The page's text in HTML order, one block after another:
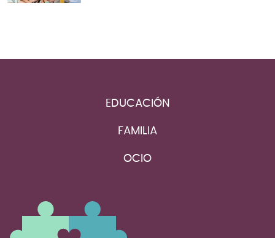
EDUCACIÓN
FAMILIA
OCIO